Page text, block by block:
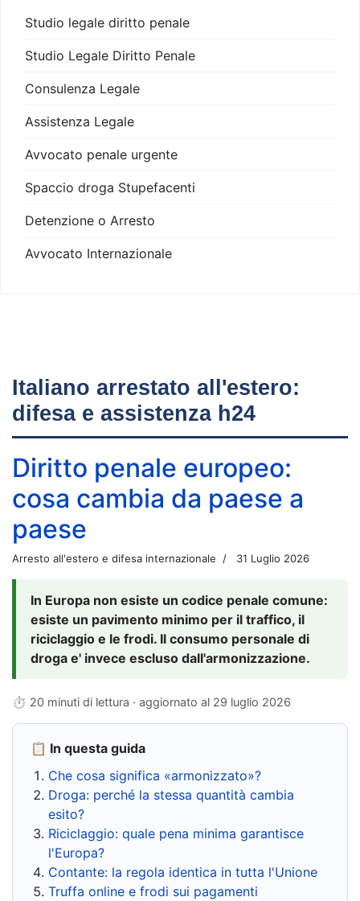
Studio legale diritto penale
Studio Legale Diritto Penale
Consulenza Legale
Assistenza Legale
Avvocato penale urgente
Spaccio droga Stupefacenti
Detenzione o Arresto
Avvocato Internazionale
Italiano arrestato all'estero:
difesa e assistenza h24
Diritto penale europeo:
cosa cambia da paese a
paese
Arresto all'estero e difesa internazionale 31 Luglio 2026
In Europa non esiste un codice penale comune:
esiste un pavimento minimo per il traffico, il
riciclaggio e le frodi. Il consumo personale di
droga e' invece escluso dall'armonizzazione.
⏱ 20 minuti di lettura · aggiornato al 29 luglio 2026
📋 In questa guida
Che cosa significa «armonizzato»?
Droga: perché la stessa quantità cambia
esito?
Riciclaggio: quale pena minima garantisce
l'Europa?
Contante: la regola identica in tutta l'Unione
Truffa online e frodi sui pagamenti